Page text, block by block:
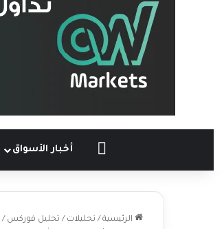
الرئيسيةأخبار الأسواق
الرئيسية / تحليلات / تحليل فوركس /